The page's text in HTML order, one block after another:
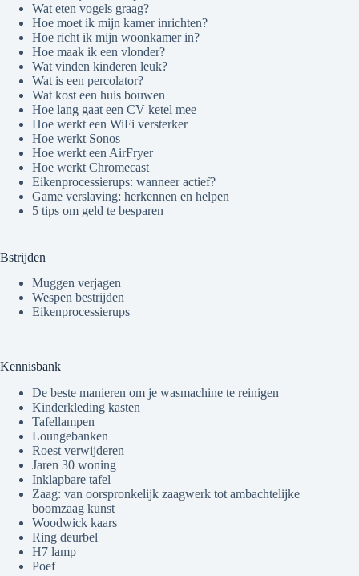
Wat eten vogels graag?
Hoe moet ik mijn kamer inrichten?
Hoe richt ik mijn woonkamer in?
Hoe maak ik een vlonder?
Wat vinden kinderen leuk?
Wat is een percolator?
Wat kost een huis bouwen
Hoe lang gaat een CV ketel mee
Hoe werkt een WiFi versterker
Hoe werkt Sonos
Hoe werkt een AirFryer
Hoe werkt Chromecast
Eikenprocessierups: wanneer actief?
Game verslaving: herkennen en helpen
5 tips om geld te besparen
Bstrijden
Muggen verjagen
Wespen bestrijden
Eikenprocessierups
Kennisbank
De beste manieren om je wasmachine te reinigen
Kinderkleding kasten
Tafellampen
Loungebanken
Roest verwijderen
Jaren 30 woning
Inklapbare tafel
Zaag: van oorspronkelijk zaagwerk tot ambachtelijke
boomzaag kunst
Woodwick kaars
Ring deurbel
H7 lamp
Poef